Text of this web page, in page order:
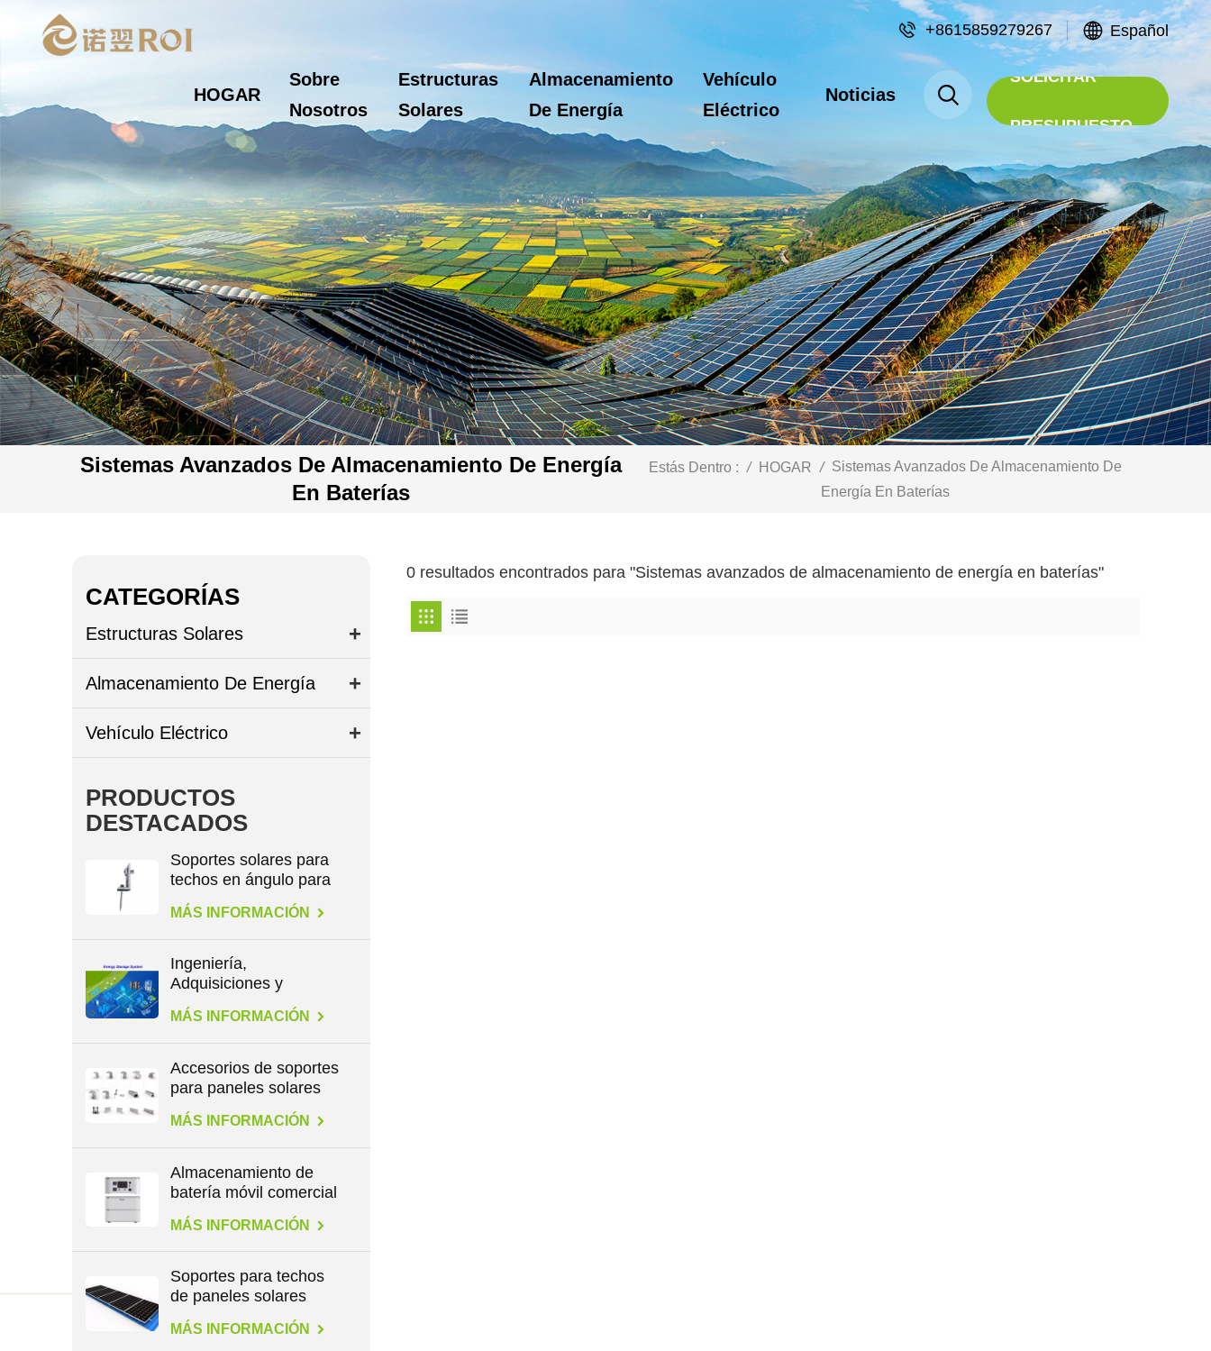
+8615859279267 Español
HOGAR
Sobre
Nosotros
Estructuras
Solares
Almacenamiento
De Energía
Vehículo
Eléctrico
Noticias
SOLICITAR
PRESUPUESTO
Sistemas Avanzados De Almacenamiento De Energía
En Baterías
Estás Dentro : / HOGAR / Sistemas Avanzados De Almacenamiento De
Energía En Baterías
0 resultados encontrados para "Sistemas avanzados de almacenamiento de energía en baterías"
CATEGORÍAS
Estructuras Solares
Almacenamiento De Energía
Vehículo Eléctrico
PRODUCTOS
DESTACADOS
Soportes solares para
techos en ángulo para
patas en L
MÁS INFORMACIÓN
Ingeniería,
Adquisiciones y
Construcción en
Energía
MÁS INFORMACIÓN
Accesorios de soportes
para paneles solares
para todo tipo de
techos
MÁS INFORMACIÓN
Almacenamiento de
batería móvil comercial
de gran capacidad de
2,3 kWh
MÁS INFORMACIÓN
Soportes para techos
de paneles solares
para todo tipo de
techos
MÁS INFORMACIÓN